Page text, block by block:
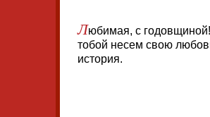
Любимая, с
тобой несем свою
история.